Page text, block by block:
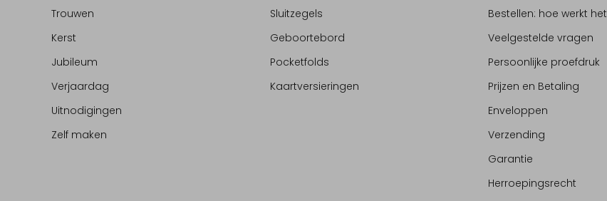
Trouwen
Kerst
Jubileum
Verjaardag
Uitnodigingen
Zelf maken
Sluitzegels
Geboortebord
Pocketfolds
Kaartversieringen
Bestellen: hoe werkt het
Veelgestelde vragen
Persoonlijke proefdruk
Prijzen en Betaling
Enveloppen
Verzending
Garantie
Herroepingsrecht